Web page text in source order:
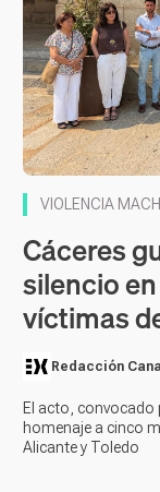
VIOLENCIA
Cáceres
silencio
víctimas
Redacción
El acto, convocado
homenaje a cinco
Alicante y Toledo